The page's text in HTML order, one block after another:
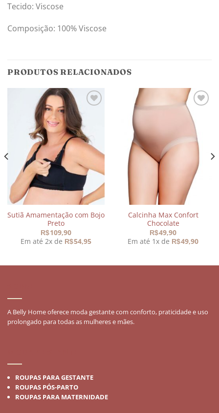
Tecido: Viscose
Composição: 100% Viscose
PRODUTOS RELACIONADOS
Adicionar
aos
meus
desejos
Sutiã Amamentação com Bojo
Preto
R$109,90
Em até 2x de R$54,95
Adicionar
aos
meus
desejos
Calcinha Max Confort
Chocolate
R$49,90
Em até 1x de R$49,90
A Belly Home oferece moda gestante com conforto, praticidade e uso
prolongado para todas as mulheres e mães.
ROUPAS PARA GESTANTE
ROUPAS PÓS-PARTO
ROUPAS PARA MATERNIDADE